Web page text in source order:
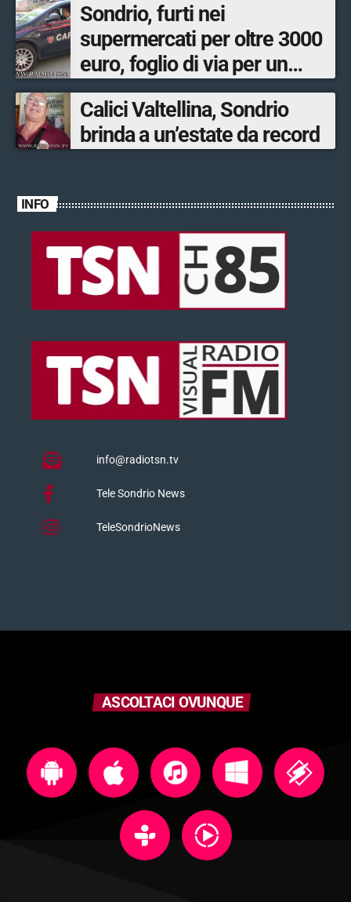
Sondrio, furti nei
supermercati per oltre 3000
euro, foglio di via per un
ventinovenne
Calici Valtellina, Sondrio
brinda a un’estate da record
INFO
info@radiotsn.tv
Tele Sondrio News
TeleSondrioNews
ASCOLTACI OVUNQUE